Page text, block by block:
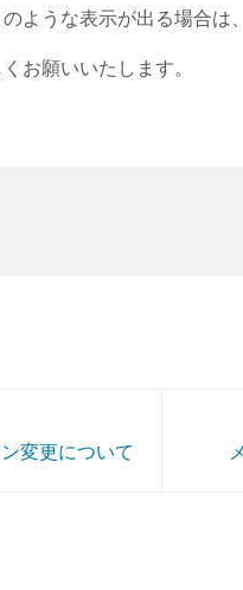
ような表示が出る場合は
お願いいたします。
変更について